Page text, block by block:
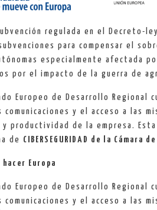
subvención regulada en el
para compensar el
especialmente afectada
por el impacto de la guerra de
Europeo de Desarrollo
y el acceso a las
productividad de la empresa.
de CIBERSEGURIDAD de la Cámara
Europa
Europeo de Desarrollo
y el acceso a las